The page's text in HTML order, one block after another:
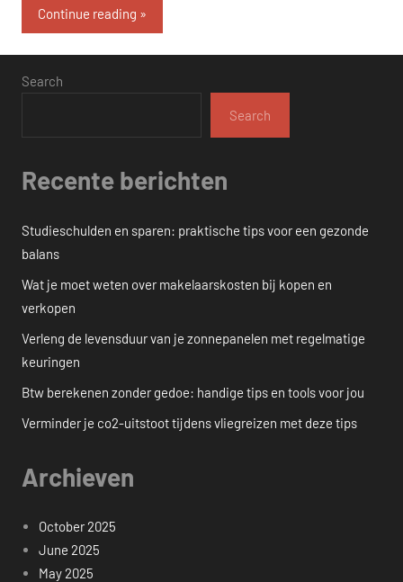
Continue reading
Search
Search
Recente berichten
Studieschulden en sparen: praktische tips voor een gezonde
balans
Wat je moet weten over makelaarskosten bij kopen en
verkopen
Verleng de levensduur van je zonnepanelen met regelmatige
keuringen
Btw berekenen zonder gedoe: handige tips en tools voor jou
Verminder je co2-uitstoot tijdens vliegreizen met deze tips
Archieven
October 2025
June 2025
May 2025